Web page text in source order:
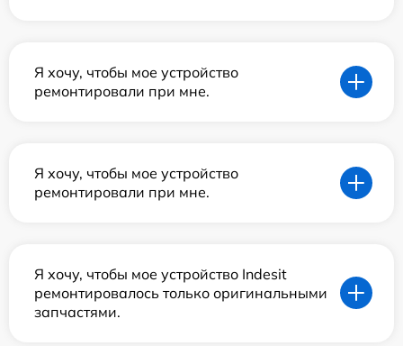
Я хочу, чтобы мое устройство
ремонтировали при мне.
Я хочу, чтобы мое устройство
ремонтировали при мне.
Я хочу, чтобы мое устройство Indesit
ремонтировалось только оригинальными
запчастями.